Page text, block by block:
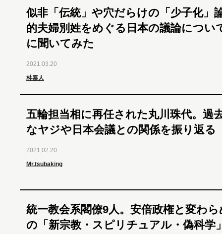
似非「伝統」や穴だらけの「少子化」
的夫婦別姓をめぐる日本の議論につい
に聞いてみた
2021.03.20
林泰人
五輪担当相に再任された丸川珠代。過
なヤジや日本会議との関係を振り返る
2021.02.20
Mr.tsubaking
統一教会系閣僚9人。安倍政権と変わ
の「新宗教・スピリチュアル・偽科学